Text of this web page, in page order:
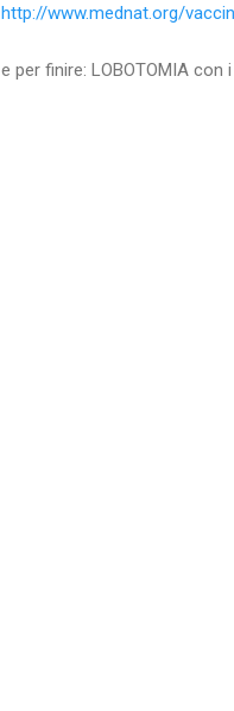
http://www.mednat.org/
e per finire: LOBOTOMIA con